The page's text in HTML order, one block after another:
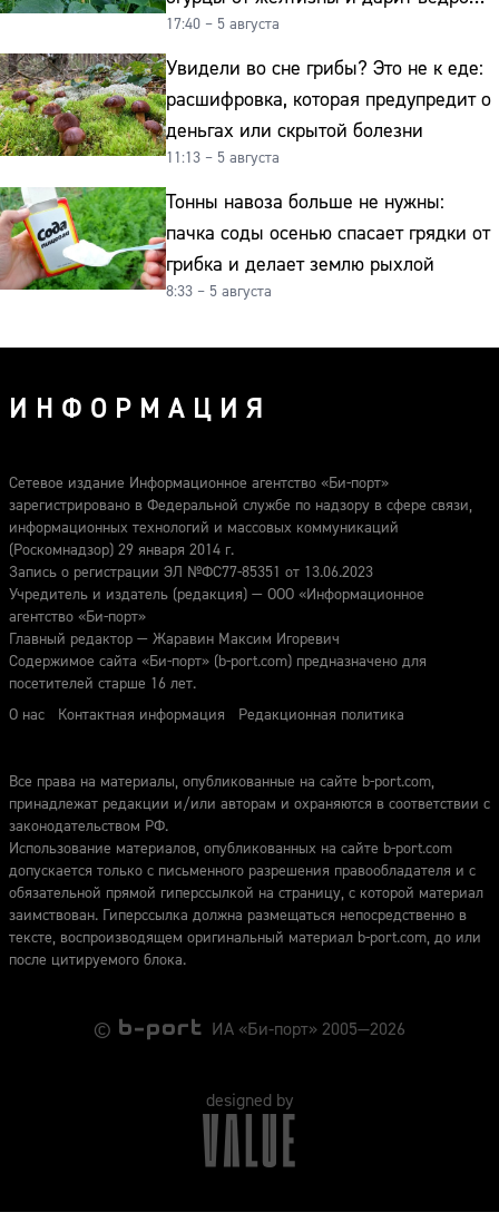
урожая
17:40 – 5 августа
Увидели во сне грибы? Это не к еде:
расшифровка, которая предупредит о
деньгах или скрытой болезни
11:13 – 5 августа
Тонны навоза больше не нужны:
пачка соды осенью спасает грядки от
грибка и делает землю рыхлой
8:33 – 5 августа
ИНФОРМАЦИЯ
Сетевое издание Информационное агентство «Би-порт»
зарегистрировано в Федеральной службе по надзору в сфере связи,
информационных технологий и массовых коммуникаций
(Роскомнадзор) 29 января 2014 г.
Запись о регистрации ЭЛ №ФС77-85351 от 13.06.2023
Учредитель и издатель (редакция) — ООО «Информационное
агентство «Би-порт»
Главный редактор — Жаравин Максим Игоревич
Содержимое сайта «Би-порт» (b-port.com) предназначено для
посетителей старше 16 лет.
О нас
Контактная информация Редакционная политика
Все права на материалы, опубликованные на сайте b-port.com,
принадлежат редакции и/или авторам и охраняются в соответствии с
законодательством РФ.
Использование материалов, опубликованных на сайте b-port.com
допускается только с письменного разрешения правообладателя и с
обязательной прямой гиперссылкой на страницу, с которой материал
заимствован. Гиперссылка должна размещаться непосредственно в
тексте, воспроизводящем оригинальный материал b-port.com, до или
после цитируемого блока.
© ИА «Би-порт» 2005—2026
designed by